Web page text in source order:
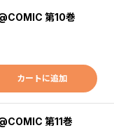
第10巻
カートに追加
第11巻